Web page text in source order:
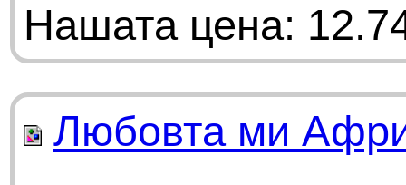
Нашата цена:
Любовта ми